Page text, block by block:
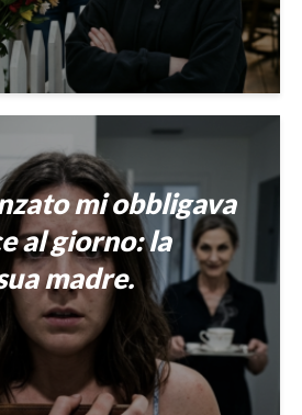
mi obbligava
al giorno: la
madre.